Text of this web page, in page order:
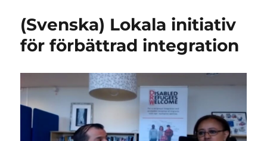
(Svenska) Lokala initiativ
för förbättrad integration